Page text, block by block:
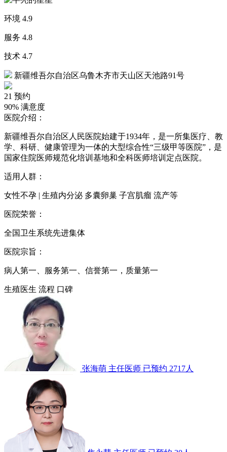
环境 4.9
服务 4.8
技术 4.7
新疆维吾尔自治区乌鲁木齐市天山区天池路91号
21 预约
90% 满意度
医院介绍：
新疆维吾尔自治区人民医院始建于1934年，是一所集医疗、教
学、科研、健康管理为一体的大型综合性“三级甲等医院”，是
国家住院医师规范化培训基地和全科医师培训定点医院。
适用人群：
女性不孕 | 生殖内分泌 多囊卵巢 子宫肌瘤 流产等
医院荣誉：
全国卫生系统先进集体
医院宗旨：
病人第一、服务第一、信誉第一，质量第一
生殖医生 流程 口碑
张海萌 主任医师 已预约 2717人